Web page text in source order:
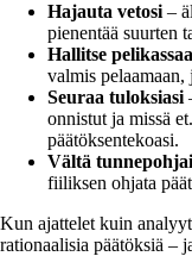
Hajauta vetosi –
pienentää suurten
Hallitse
valmis pelaamaan,
Seuraa tuloksiasi
onnistut ja missä
päätöksentekoasi.
Vältä
fiiliksen ohjata
Kun ajattelet kuin
rationaalisia päätöksiä –